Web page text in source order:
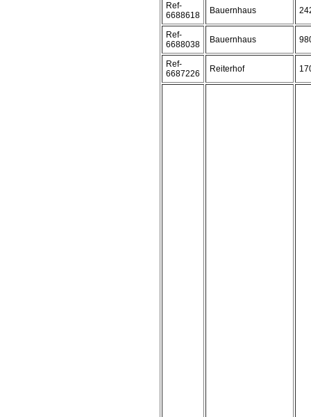
Ref-
6688618
Bauernhaus
Ref-
6688038
Bauernhaus
Ref-
6687226
Reiterhof